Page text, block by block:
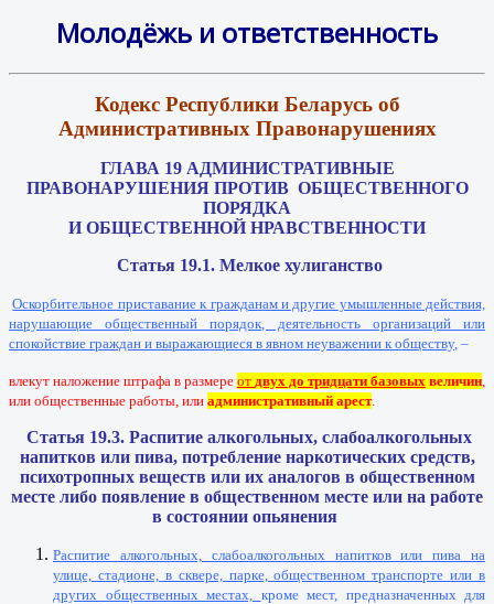
Молодёжь и ответственность
Кодекс Республики Беларусь об
Административных Правонарушениях
ГЛАВА 19 АДМИНИСТРАТИВНЫЕ
ПРАВОНАРУШЕНИЯ ПРОТИВ ОБЩЕСТВЕННОГО
ПОРЯДКА
И ОБЩЕСТВЕННОЙ НРАВСТВЕННОСТИ
Статья 19.1. Мелкое хулиганство
Оскорбительное приставание к гражданам и другие умышленные действия,
нарушающие общественный порядок, деятельность организаций или
спокойствие граждан и выражающиеся в явном неуважении к обществу, –
влекут наложение штрафа в размере от двух до тридцати базовых величин
или общественные работы, или административный арест.
Статья 19.3. Распитие алкогольных, слабоалкогольных
напитков или пива, потребление наркотических средств,
психотропных веществ или их аналогов в общественном
месте либо появление в общественном месте или на работе
в состоянии опьянения
Распитие алкогольных, слабоалкогольных напитков или пива на
улице, стадионе, в сквере, парке, общественном транспорте или в
других общественных местах, кроме мест, предназначенных для